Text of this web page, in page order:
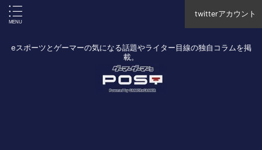
twitterアカウント
eスポーツとゲーマーの気になる話題やライター目線の独自コラムを掲
載。